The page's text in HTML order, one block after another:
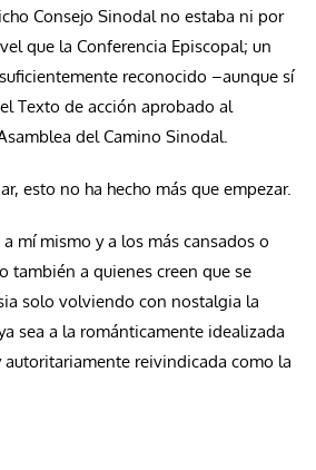
Consejo Sinodal no estaba ni por
que la Conferencia Episcopal; un
reconocido –aunque sí
Texto de acción aprobado al
del Camino Sinodal.
esto no ha hecho más que empezar.
mí mismo y a los más cansados o
también a quienes creen que se
solo volviendo con nostalgia la
sea a la románticamente idealizada
autoritariamente reivindicada como la